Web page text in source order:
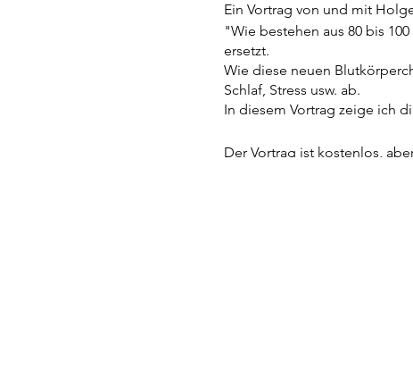
Ein Vortrag von und mit
"Wie bestehen aus 80 bis
ersetzt.
Wie diese neuen
Schlaf, Stress usw. ab.
In diesem Vortrag zeige ich
Der Vortrag ist kostenlos,